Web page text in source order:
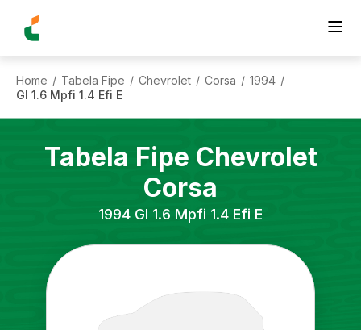
Home / Tabela Fipe / Chevrolet / Corsa / 1994 /
Gl 1.6 Mpfi 1.4 Efi E
Tabela Fipe Chevrolet
Corsa
1994 Gl 1.6 Mpfi 1.4 Efi E